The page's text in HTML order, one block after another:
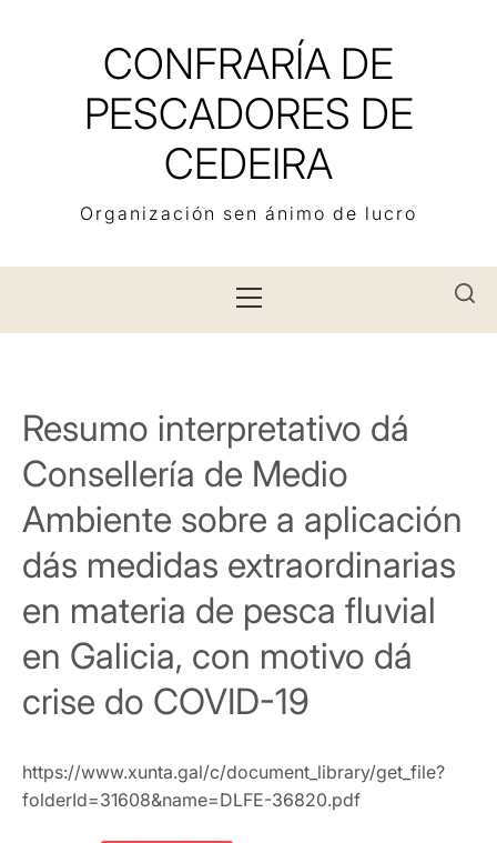
CONFRARÍA DE
PESCADORES DE
CEDEIRA
Organización sen ánimo de lucro
Menu
Resumo interpretativo dá
Consellería de Medio
Ambiente sobre a aplicación
dás medidas extraordinarias
en materia de pesca fluvial
en Galicia, con motivo dá
crise do COVID-19
https://www.xunta.gal/c/document_library/get_file?
folderId=31608&name=DLFE-36820.pdf